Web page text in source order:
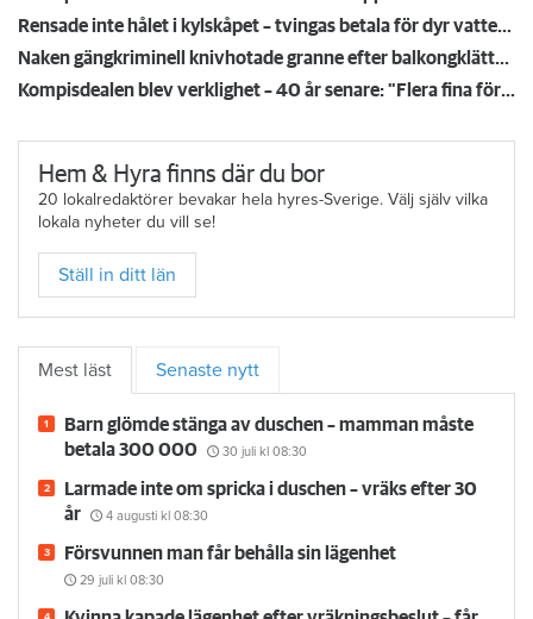
Satte på vattnet och somnade – vaknade upp av översvämning hos grannen
Naken gängkriminell knivhotade granne efter balkongklättring
Hem & Hyra finns där du bor
20 lokalredaktörer bevakar hela hyres-Sverige. Välj själv vilka
lokala nyheter du vill se!
Ställ in ditt län
Senaste nytt
Barn glömde stänga av duschen – mamman måste
betala 300 000
30 juli kl 08:30
Larmade inte om spricka i duschen – vräks efter 30
år
kl 08:30
Försvunnen man får behålla sin lägenhet
29 juli kl 08:30